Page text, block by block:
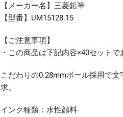
【メーカー名】三菱鉛筆
【型番】UM15128.15
【ご注意事項】
・この商品は下記内容×40セットで
こだわりの0.28mmボール採用で文
求。
インク種類：水性顔料